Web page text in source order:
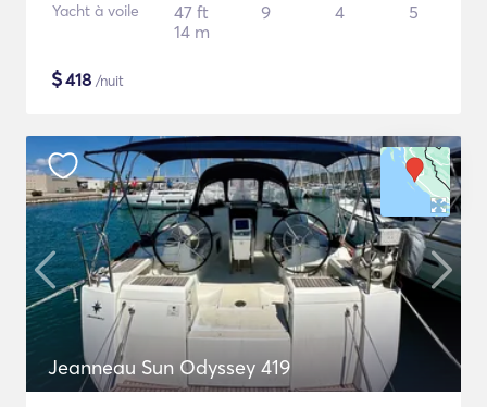
Yacht à voile
47 ft
14 m
9 4 5
$418 /nuit
Jeanneau Sun Odyssey 419